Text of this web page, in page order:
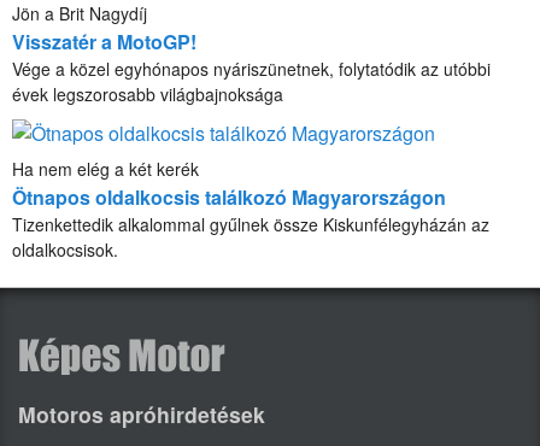
Jön a Brit Nagydíj
Visszatér a MotoGP!
Vége a közel egyhónapos nyáriszünetnek, folytatódik az utóbbi
évek legszorosabb világbajnoksága
Ha nem elég a két kerék
Ötnapos oldalkocsis találkozó Magyarországon
Tizenkettedik alkalommal gyűlnek össze Kiskunfélegyházán az
oldalkocsisok.
Motoros apróhirdetések